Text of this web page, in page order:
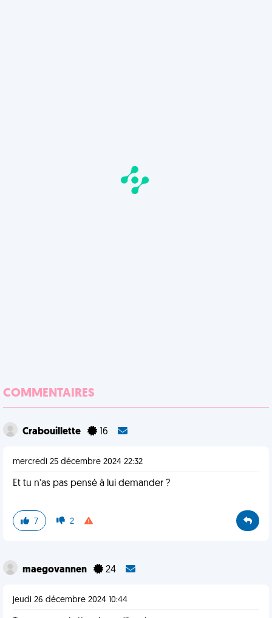
COMMENTAIRES
Crabouillette 16
mercredi 25 décembre 2024 22:32
Et tu n’as pas pensé à lui demander ?
7 2
maegovannen 24
jeudi 26 décembre 2024 10:44